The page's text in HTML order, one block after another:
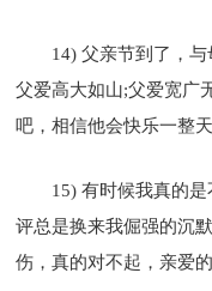
14) 父亲节到了，
父爱高大如山;父爱宽广
吧，相信他会快乐一整
15) 有时候我真的
评总是换来我倔强的沉
伤，真的对不起，亲爱